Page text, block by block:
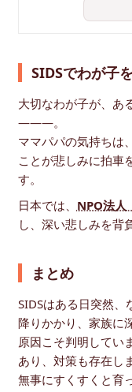
SIDSでわが子
大切なわが子が、あ
―――。
ママパパの気持ちは
ことが悲しみに拍車
す。
日本では、 NPO法人
し、深い悲しみを背
まとめ
SIDSはある日突然、
降りかかり、家族に
原因こそ判明してい
あり、対策も存在し
無事にすくすくと育